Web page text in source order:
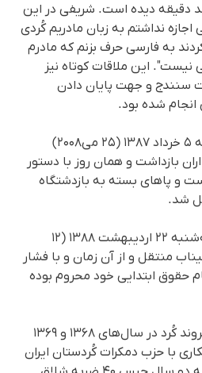
دقیقه دیده است. شریفی در این
نداشتم به زبان مادریم کُردی
به فارسی حرف بزنم که مادرم
نیست". این ملاقات کوتاه نیز
سنندج و جهت پایان دادن
شده بود.
کمال شریفی در روز یکشنبه ۵ خرداد ۱۳۸۷ (۲۵ می‌۲۰۰۸)
بازداشت و همان روز با دستور
و پاهای بسته به بازدشتگاه
شد.
این زندانی سیاسی روز سه‌شنبه ۲۲ اردیبهشت ۱۳۸۸ (۱۲
میناب منتقل و از آن زمان و با فشار
حقوق ابتدایی خود محروم بوده
قابل ذکر است که، این شهروند کُرد در سال‌های ۱۳۶۸ و ۱۳۶۹
با حزب دمکرات کُردستان ایران